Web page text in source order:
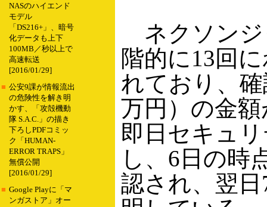
NASのハイエンド
モデル
「DS216+」、暗号
化データも上下
100MB／秒以上で
高速転送
[2016/01/29]
■ 公安9課が情報流出
の危険性を解き明
かす、「攻殻機動
隊 S.A.C.」の描き
下ろしPDFコミッ
ク「HUMAN-
ERROR TRAPS」
無償公開
[2016/01/29]
■ Google Playに「マ
ンガストア」オー
ネクソンジ
階的に13回
れており、
万円）の金
即日セキュ
し、6日の時
認され、翌